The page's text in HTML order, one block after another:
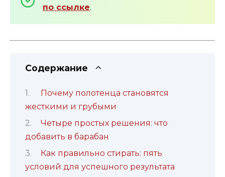
по ссылке.
Содержание
Почему полотенца становятся
жесткими и грубыми
Четыре простых решения: что
добавить в барабан
Как правильно стирать: пять
условий для успешного результата